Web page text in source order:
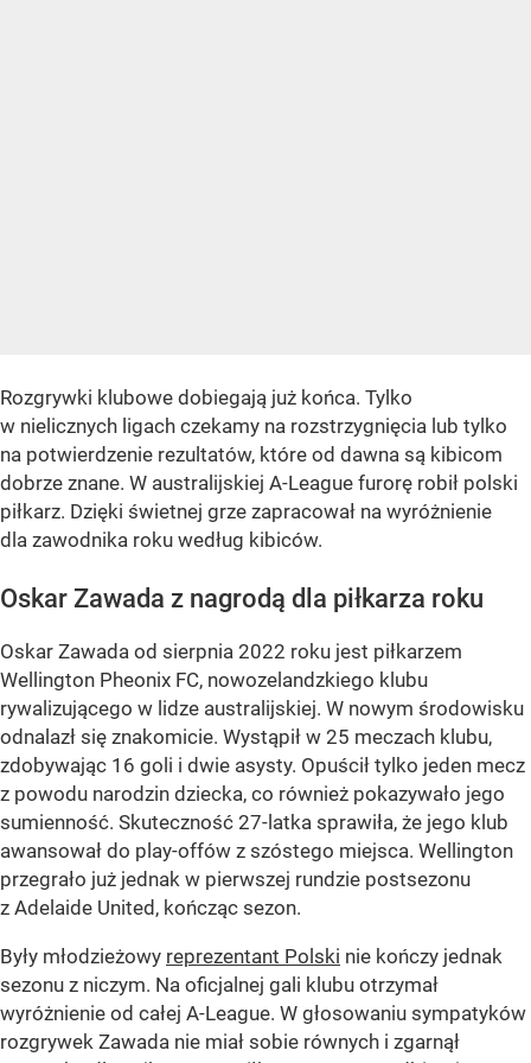
Rozgrywki klubowe dobiegają już końca. Tylko
w nielicznych ligach czekamy na rozstrzygnięcia lub tylko
na potwierdzenie rezultatów, które od dawna są kibicom
dobrze znane. W australijskiej A-League furorę robił polski
piłkarz. Dzięki świetnej grze zapracował na wyróżnienie
dla zawodnika roku według kibiców.
Oskar Zawada z nagrodą dla piłkarza roku
Oskar Zawada od sierpnia 2022 roku jest piłkarzem
Wellington Pheonix FC, nowozelandzkiego klubu
rywalizującego w lidze australijskiej. W nowym środowisku
odnalazł się znakomicie. Wystąpił w 25 meczach klubu,
zdobywając 16 goli i dwie asysty. Opuścił tylko jeden mecz
z powodu narodzin dziecka, co również pokazywało jego
sumienność. Skuteczność 27-latka sprawiła, że jego klub
awansował do play-offów z szóstego miejsca. Wellington
przegrało już jednak w pierwszej rundzie postsezonu
z Adelaide United, kończąc sezon.
Były młodzieżowy reprezentant Polski nie kończy jednak
sezonu z niczym. Na oficjalnej gali klubu otrzymał
wyróżnienie od całej A-League. W głosowaniu sympatyków
rozgrywek Zawada nie miał sobie równych i zgarnął